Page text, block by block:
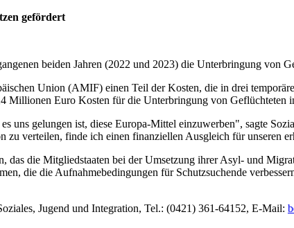
gefördert
beiden Jahren (2022 und 2023) die Unterbringung von
Union (AMIF) einen Teil der Kosten, die in drei
Millionen Euro Kosten für die Unterbringung von Geflüchteten
uns gelungen ist, diese Europa-Mittel einzuwerben", sagte
verteilen, finde ich einen finanziellen Ausgleich für unseren
die Mitgliedstaaten bei der Umsetzung ihrer Asyl- und
die die Aufnahmebedingungen für Schutzsuchende
Jugend und Integration, Tel.: (0421) 361-64152, E-Mail: